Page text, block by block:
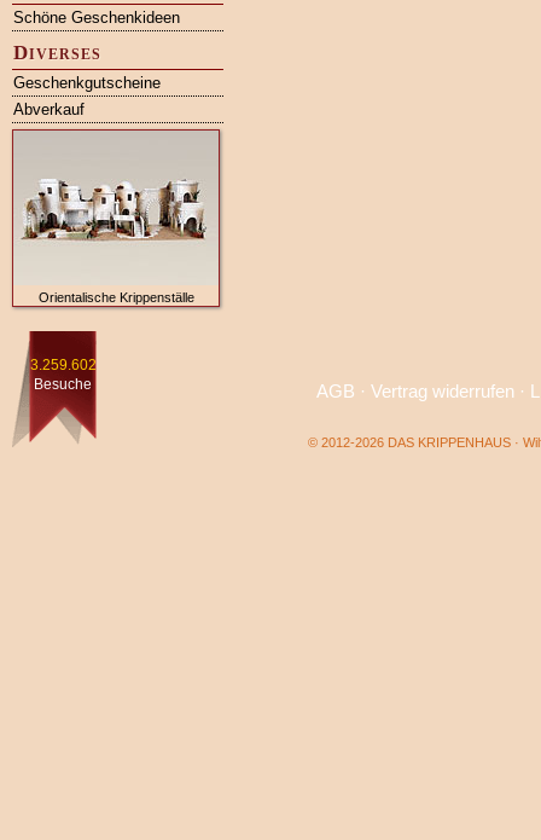
Schöne Geschenkideen
Diverses
Geschenkgutscheine
Abverkauf
Orientalische Krippenställe
3.259.602
Besuche
AGB · Vertrag widerrufen·
© 2012-2026 DAS KRIPPENHAUS ·